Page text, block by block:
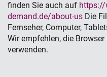
finden Sie auch auf https://
demand.de/about-us Die
Fernseher, Computer,
Wir empfehlen, die
verwenden.